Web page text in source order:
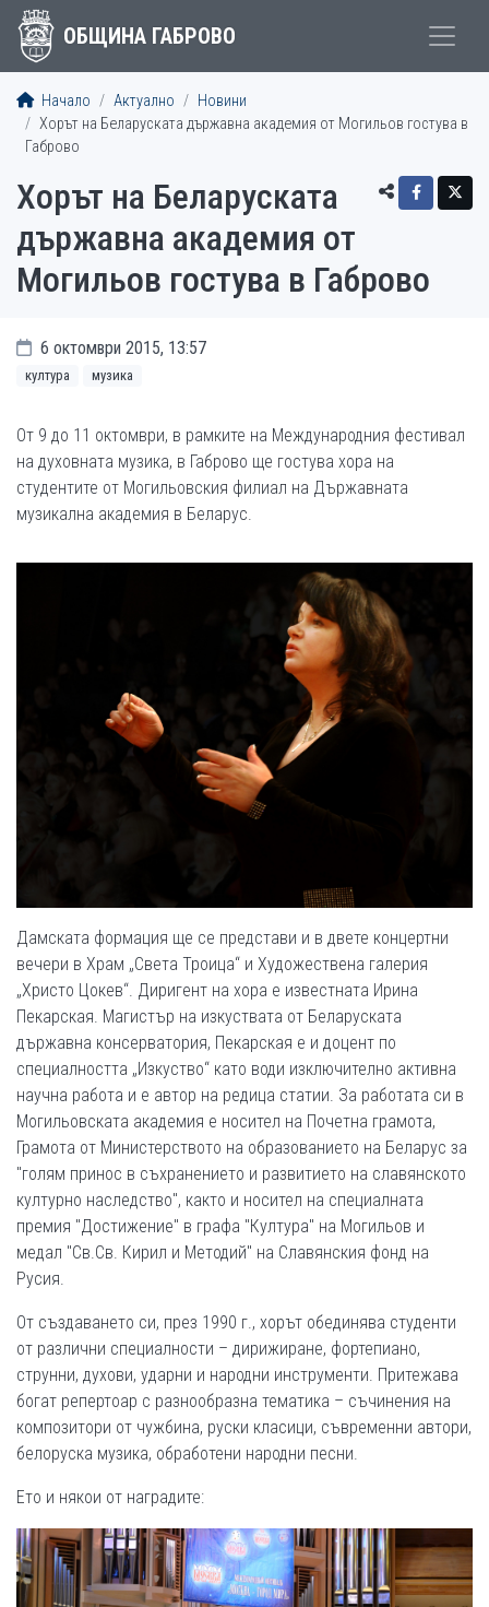
ОБЩИНА ГАБРОВО
Начало Актуално
Новини
Хорът на Беларуската държавна академия от Могильов гостува в
Габрово
Хорът на Беларуската
държавна академия от
Могильов гостува в Габрово
6 октомври 2015, 13:57
култура музика
От 9 до 11 октомври, в рамките на Международния фестивал
на духовната музика, в Габрово ще гостува хора на
студентите от Могильовския филиал на Държавната
музикална академия в Беларус.
Дамската формация ще се представи и в двете концертни
вечери в Храм „Света Троица“ и Художествена галерия
„Христо Цокев“. Диригент на хора е известната Ирина
Пекарская. Магистър на изкуствата от Беларуската
държавна консерватория, Пекарская е и доцент по
специалността „Изкуство“ като води изключително активна
научна работа и е автор на редица статии. За работата си в
Могильовската академия е носител на Почетна грамота,
Грамота от Министерството на образованието на Беларус за
"голям принос в съхранението и развитието на славянското
културно наследство", както и носител на специалната
премия "Достижение" в графа "Култура" на Могильов и
медал "Св.Св. Кирил и Методий" на Славянския фонд на
Русия.
От създаването си, през 1990 г., хорът обединява студенти
от различни специалности – дирижиране, фортепиано,
струнни, духови, ударни и народни инструменти. Притежава
богат репертоар с разнообразна тематика – съчинения на
композитори от чужбина, руски класици, съвременни автори,
белоруска музика, обработени народни песни.
Ето и някои от наградите: